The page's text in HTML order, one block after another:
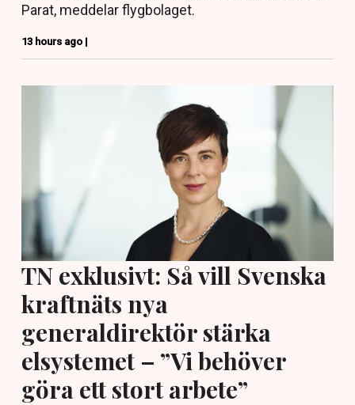
Parat, meddelar flygbolaget.
13 hours ago |
TN exklusivt: Så vill Svenska
kraftnäts nya
generaldirektör stärka
elsystemet – ”Vi behöver
göra ett stort arbete”